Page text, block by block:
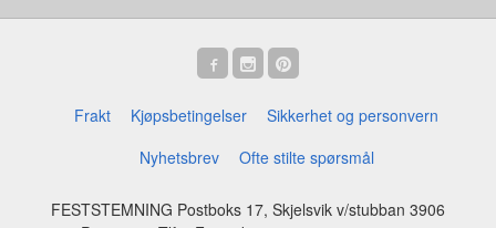
Frakt Kjøpsbetingelser
Sikkerhet og personvern
Nyhetsbrev
Ofte stilte spørsmål
FESTSTEMNING Postboks 17, Skjelsvik v/stubban 3906